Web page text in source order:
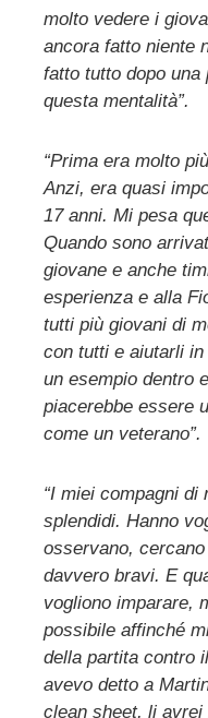
molto vedere i
ancora fatto niente
fatto tutto dopo
questa mentalità”.
“Prima era molto
Anzi, era quasi
17 anni. Mi pesa
Quando sono
giovane e anche
esperienza e alla
tutti più giovani di
con tutti e aiutarli
un esempio dentro
piacerebbe essere
come un veterano”.
“I miei compagni di
splendidi. Hanno
osservano,
davvero bravi. E
vogliono imparare,
possibile affinché
della partita contro
avevo detto a
clean sheet, li